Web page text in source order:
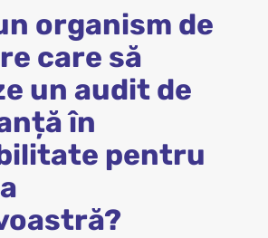
organism de
care să
un audit de
în
pentru